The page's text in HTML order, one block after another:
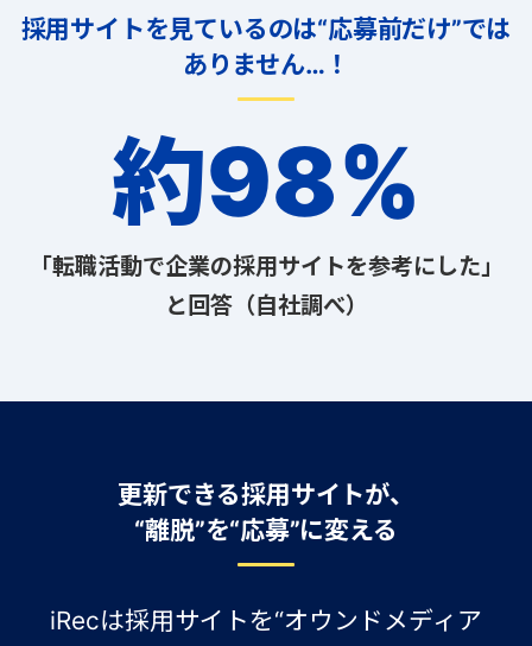
採用サイトを見ているのは“応募前だけ”では
ありません…！
約98%
「転職活動で企業の採用サイトを参考にした」
と回答（自社調べ）
更新できる採用サイトが、
“離脱”を“応募”に変える
iRecは採用サイトを“オウンドメディア